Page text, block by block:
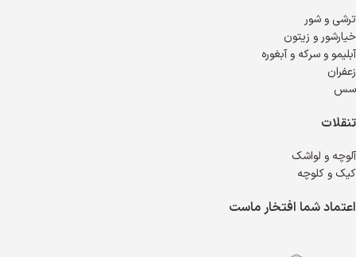
ترشی و شور
خیارشور و زیتون
آبلیمو و سرکه و آبغوره
زعفران
سس
تنقلات
آلوچه و لواشک
کیک و کلوچه
اعتماد شما افتخار ماست